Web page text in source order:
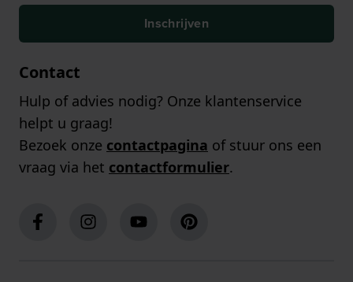
Inschrijven
Contact
Hulp of advies nodig? Onze klantenservice
helpt u graag!
Bezoek onze contactpagina of stuur ons een
vraag via het contactformulier.